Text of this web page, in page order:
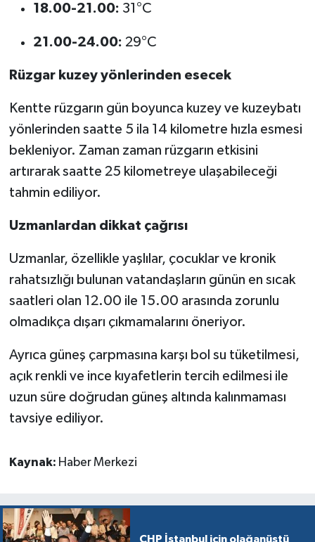
18.00-21.00: 31°C
21.00-24.00: 29°C
Rüzgar kuzey yönlerinden esecek
Kentte rüzgarın gün boyunca kuzey ve kuzeybatı
yönlerinden saatte 5 ila 14 kilometre hızla esmesi
bekleniyor. Zaman zaman rüzgarın etkisini
artırarak saatte 25 kilometreye ulaşabileceği
tahmin ediliyor.
Uzmanlardan dikkat çağrısı
Uzmanlar, özellikle yaşlılar, çocuklar ve kronik
rahatsızlığı bulunan vatandaşların günün en sıcak
saatleri olan 12.00 ile 15.00 arasında zorunlu
olmadıkça dışarı çıkmamalarını öneriyor.
Ayrıca güneş çarpmasına karşı bol su tüketilmesi,
açık renkli ve ince kıyafetlerin tercih edilmesi ile
uzun süre doğrudan güneş altında kalınmaması
tavsiye ediliyor.
Kaynak: Haber Merkezi
CHP İstanbul için olağanüstü